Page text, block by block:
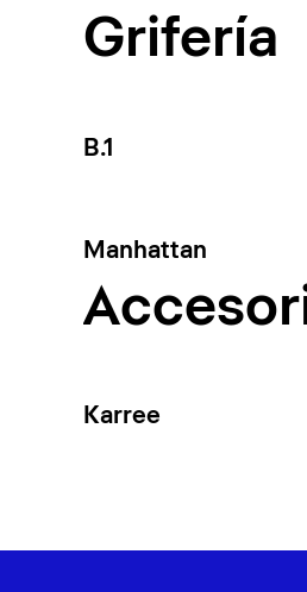
Grifería
B.1
Manhattan
Karree